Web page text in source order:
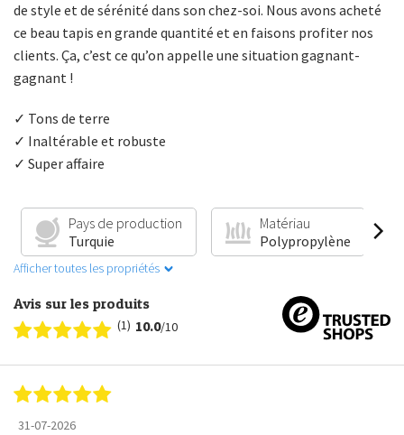
de style et de sérénité dans son chez-soi. Nous avons acheté
ce beau tapis en grande quantité et en faisons profiter nos
clients. Ça, c’est ce qu’on appelle une situation gagnant-
gagnant !
✓ Tons de terre
✓ Inaltérable et robuste
✓ Super affaire
Pays de production
Turquie
Matériau
Polypropylène
Afficher toutes les propriétés
Avis sur les produits
(1) 10.0/10
31-07-2026